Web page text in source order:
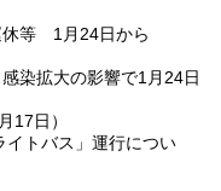
休等 1月24日から
染拡大の影響で1月24日
17日）
イトバス」運行につい